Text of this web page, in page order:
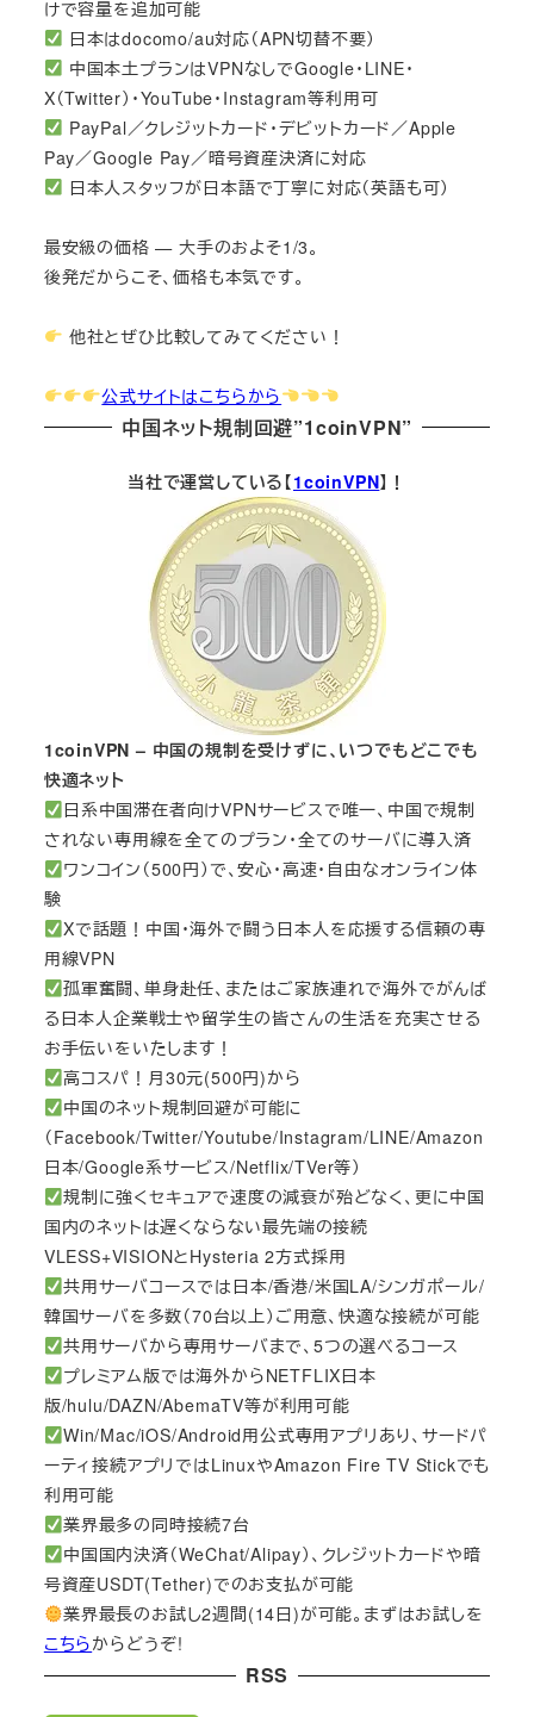
けで容量を追加可能
日本はdocomo/au対応（APN切替不要）
中国本土プランはVPNなしでGoogle・LINE・
X（Twitter）・YouTube・Instagram等利用可
PayPal／クレジットカード・デビットカード／Apple
Pay／Google Pay／暗号資産決済に対応
日本人スタッフが日本語で丁寧に対応（英語も可）
最安級の価格 — 大手のおよそ1/3。
後発だからこそ、価格も本気です。
他社とぜひ比較してみてください！
公式サイトはこちらから
中国ネット規制回避”1coinVPN”
当社で運営している【1coinVPN】！
1coinVPN – 中国の規制を受けずに、いつでもどこでも
快適ネット
日系中国滞在者向けVPNサービスで唯一、中国で規制
されない専用線を全てのプラン・全てのサーバに導入済
ワンコイン（500円）で、安心・高速・自由なオンライン体
験
Xで話題！中国・海外で闘う日本人を応援する信頼の専
用線VPN
孤軍奮闘、単身赴任、またはご家族連れで海外でがんば
る日本人企業戦士や留学生の皆さんの生活を充実させる
お手伝いをいたします！
高コスパ！月30元(500円)から
中国のネット規制回避が可能に
（Facebook/Twitter/Youtube/Instagram/LINE/Amazon
日本/Google系サービス/Netflix/TVer等）
規制に強くセキュアで速度の減衰が殆どなく、更に中国
国内のネットは遅くならない最先端の接続
VLESS+VISIONとHysteria 2方式採用
共用サーバコースでは日本/香港/米国LA/シンガポール/
韓国サーバを多数（70台以上）ご用意、快適な接続が可能
共用サーバから専用サーバまで、5つの選べるコース
プレミアム版では海外からNETFLIX日本
版/hulu/DAZN/AbemaTV等が利用可能
Win/Mac/iOS/Android用公式専用アプリあり、サードパ
ーティ接続アプリではLinuxやAmazon Fire TV Stickでも
利用可能
業界最多の同時接続7台
中国国内決済（WeChat/Alipay）、クレジットカードや暗
号資産USDT(Tether)でのお支払が可能
業界最長のお試し2週間(14日)が可能。まずはお試しを
こちらからどうぞ!
RSS